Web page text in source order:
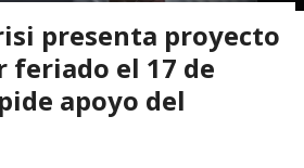
presenta proyecto
feriado el 17 de
apoyo del